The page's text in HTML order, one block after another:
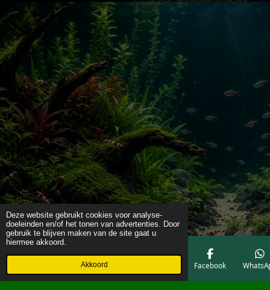
Deze website gebruikt cookies voor analyse-
doeleinden en/of het tonen van advertenties. Door
gebruik te blijven maken van de site gaat u
hiermee akkoord.
Akkoord
Telefoonnummer Facebook